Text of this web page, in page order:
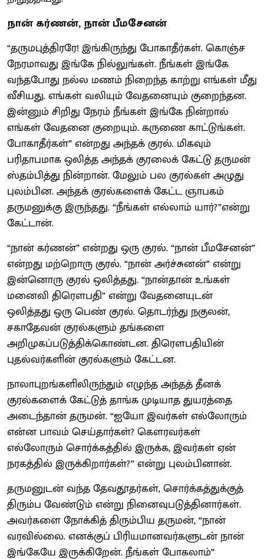
நான் கர்ணன், நான் பீமசேனன்
“தருமபுத்திரரே! இங்கிருந்து போகாதீர்கள். கொஞ்ச
நேரமாவது இங்கே நில்லுங்கள். நீங்கள் இங்கே
வந்தபோது நல்ல மணம் நிறைந்த காற்று எங்கள் மீது
வீசியது. எங்கள் வலியும் வேதனையும் குறைந்தன.
இன்னும் சிறிது நேரம் நீங்கள் இங்கே நின்றால்
எங்கள் வேதனை குறையும். கருணை காட்டுங்கள்.
போகாதீர்கள்” என்றது அந்தக் குரல். மிகவும்
பரிதாபமாக ஒலித்த அந்தக் குரலைக் கேட்டு தருமன்
ஸ்தம்பித்து நின்றான். மேலும் பல குரல்கள் அழுது
புலம்பின. அந்தக் குரல்களைக் கேட்ட ஞாபகம்
தருமனுக்கு இருந்தது. “நீங்கள் எல்லாம் யார்?”என்று
கேட்டான்.
“நான் கர்ணன்” என்றது ஒரு குரல். “நான் பீமசேனன்”
என்றது மற்றொரு குரல். “நான் அர்ச்சுனன்” என்று
இன்னொரு குரல் ஒலித்தது. “நான்தான் உங்கள்
மனைவி திரௌபதி” என்று வேதனையுடன்
ஒலித்தது ஒரு பெண் குரல். தொடர்ந்து நகுலன்,
சகாதேவன் குரல்களும் தங்களை
அறிமுகப்படுத்திக்கொண்டன. திரெளபதியின்
புதல்வர்களின் குரல்களும் கேட்டன.
நாலாபுறங்களிலிருந்தும் எழுந்த அந்தத் தீனக்
குரல்களைக் கேட்டுத் தாங்க முடியாத துயரத்தை
அடைந்தான் தருமன். “ஐயோ இவர்கள் எல்லோரும்
என்ன பாவம் செய்தார்கள்? கெளரவர்கள்
எல்லோரும் சொர்க்கத்தில் இருக்க, இவர்கள் ஏன்
நரகத்தில் இருக்கிறார்கள்?” என்று புலம்பினான்.
தருமனுடன் வந்த தேவதூதர்கள், சொர்க்கத்துக்குத்
திரும்ப வேண்டும் என்று நினைவுபடுத்தினார்கள்.
அவர்களை நோக்கித் திரும்பிய தருமன், “நான்
வரவில்லை. எனக்குப் பிரியமானவர்களுடன் நான்
இங்கேயே இருக்கிறேன். நீங்கள் போகலாம்”